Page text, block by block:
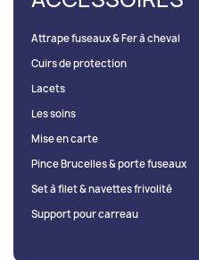
Attrape fuseaux & Fer à cheval
Cuirs de protection
Lacets
Les soins
Mise en carte
Pince Brucelles & porte fuseaux
Set à filet & navettes frivolité
Support pour carreau